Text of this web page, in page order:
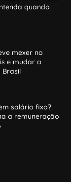
quando
mexer no
e mudar a
Brasil
salário fixo?
a remuneração